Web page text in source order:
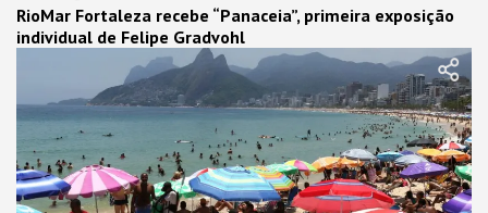
RioMar Fortaleza recebe “Panaceia”, primeira exposição
individual de Felipe Gradvohl